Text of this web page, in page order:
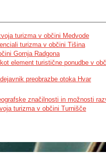
turizma v občini Medvode
turizma v občini Tišina
Gornja Radgona
element turistične ponudbe v
preobrazbe otoka Hvar
značilnosti in možnosti
turizma v občini Turnišče